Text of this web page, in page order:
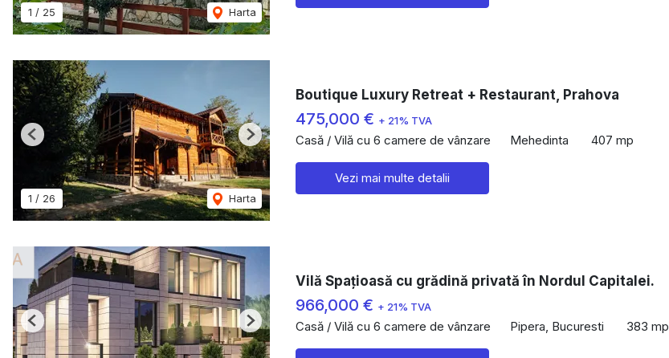
1 / 25 Harta
1 / 26 Harta
Previous Next
Boutique Luxury Retreat + Restaurant, Prahova
475,000 € + 21% TVA
Casă / Vilă cu 6 camere de vânzare Mehedinta 407 mp
Vezi mai multe detalii
Previous Next
Vilă Spațioasă cu grădină privată în Nordul Capitalei.
966,000 € + 21% TVA
Casă / Vilă cu 6 camere de vânzare Pipera, Bucuresti 383 mp